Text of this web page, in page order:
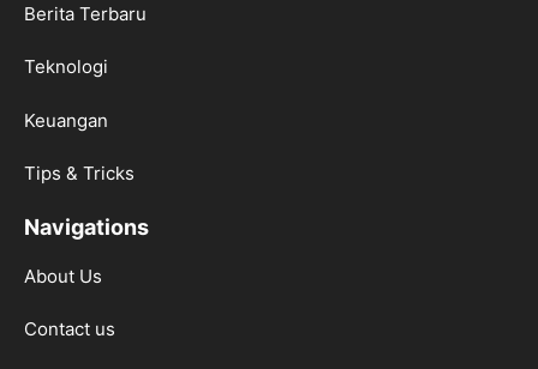
Berita Terbaru
Teknologi
Keuangan
Tips & Tricks
Navigations
About Us
Contact us